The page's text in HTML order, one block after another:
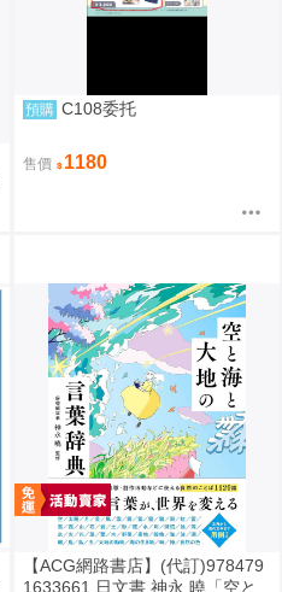
預購 C108委托
售價 1180
【ACG網路書店】(代訂)978479
1633661 日文書 神永 曉「空と